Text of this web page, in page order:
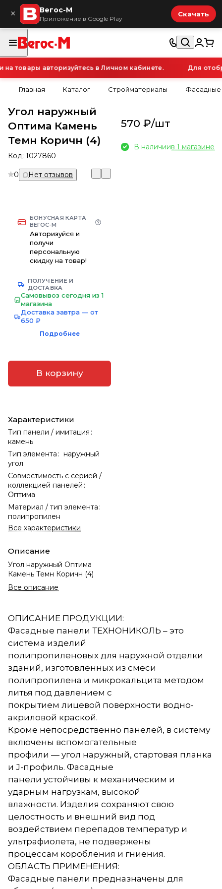
× Вегос-М
Приложение в Google Play
Скачать
товары авторизуйтесь в Личном кабинете. Для
Главная Каталог Стройматериалы Фасадные
Угол наружный
Оптима Камень
Темн Коричн (4)
Код: 1027860
0 Нет отзывов
БОНУСНАЯ КАРТА
ВЕГОС-М
Авторизуйся и
получи
персональную
скидку на товар!
ПОЛУЧЕНИЕ И
ДОСТАВКА
Самовывоз сегодня из 1
магазина
Доставка завтра — от
650 ₽
Подробнее
В корзину
Характеристики
Тип панели / имитация :
камень
Тип элемента : наружный
угол
Совместимость с серией /
коллекцией панелей :
Оптима
Материал / тип элемента :
полипропилен
Все характеристики
Описание
Угол наружный Оптима
Камень Темн Коричн (4)
Все описание
570 ₽/шт
В наличиив 1 магазине
ОПИСАНИЕ ПРОДУКЦИИ:
Фасадные панели ТЕХНОНИКОЛЬ – это
система изделий
полипропиленовых для наружной отделки
зданий, изготовленных из смеси
полипропилена и микрокальцита методом
литья под давлением с
покрытием лицевой поверхности водно-
акриловой краской.
Кроме непосредственно панелей, в систему
включены вспомогательные
профили — угол наружный, стартовая планка
и J-профиль. Фасадные
панели устойчивы к механическим и
ударным нагрузкам, высокой
влажности. Изделия сохраняют свою
целостность и внешний вид под
воздействием перепадов температур и
ультрафиолета, не подвержены
процессам коробления и гниения.
ОБЛАСТЬ ПРИМЕНЕНИЯ:
Фасадные панели предназначены для